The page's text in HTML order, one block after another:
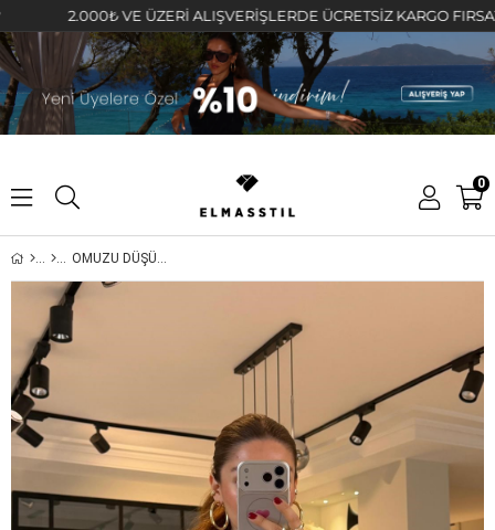
2.000₺ VE ÜZERİ ALIŞVERİŞLERDE ÜCRETSİZ KARGO FIRSATINI
0
OMUZU DÜŞÜK OVERSIZE GÖMLEK/4612